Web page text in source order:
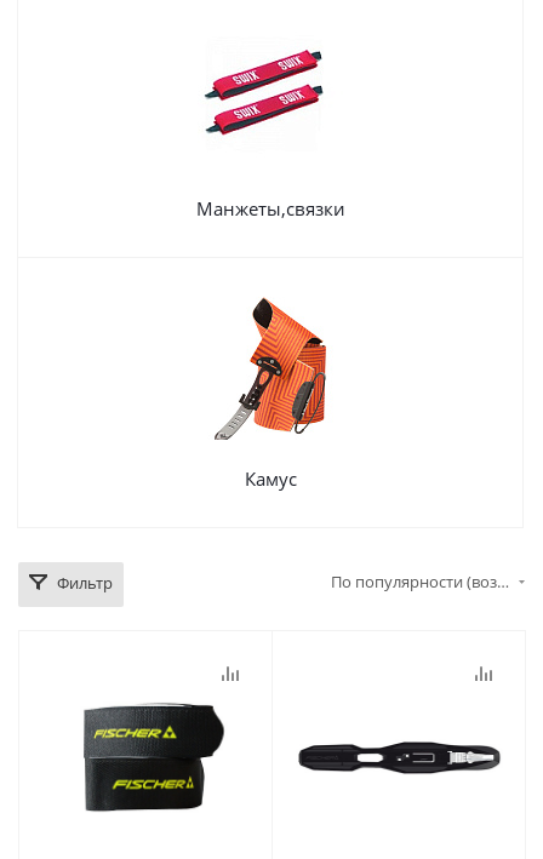
Манжеты,связки
Камус
Фильтр По популярности (возрастание)